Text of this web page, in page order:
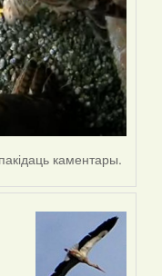
каментары.